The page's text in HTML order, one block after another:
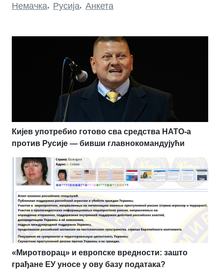
Немачка, Русија, Анкета
Кијев употребио готово сва средства НАТО-а
против Русије — бивши главнокомандујући
«Миротворац» и европске вредности: зашто
грађане ЕУ уносе у ову базу података?